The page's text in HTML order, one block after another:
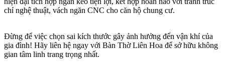
chỉ nghệ thuật, vách ngăn CNC cho căn hộ chung cư.
Đừng để việc chọn sai kích thước gây ảnh hưởng đến vận khí của
gia đình! Hãy liên hệ ngay với Bàn Thờ Liên Hoa để sở hữu không
gian tâm linh trang trọng nhất.